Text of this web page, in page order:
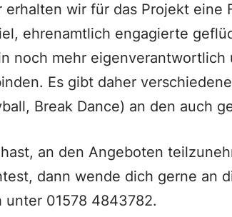
erhalten wir für das Projekt eine
ehrenamtlich engagierte
noch mehr
Es gibt daher
Break Dance) an den auch
an den Angeboten
dann wende dich gerne an
unter 01578 4843782.